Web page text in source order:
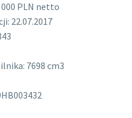
PLN netto
22.07.2017
7698 cm3